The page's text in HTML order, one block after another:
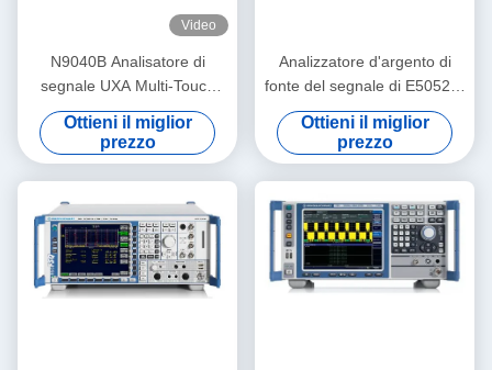
Video
N9040B Analisatore di
segnale UXA Multi-Touch
2Hz-50GHz Analisatore di
spettro di seconda mano
Ottieni il miglior
prezzo
Analizzatore d'argento di
fonte del segnale di E5052B,
analizzatore pratico del
segnale della rete
Ottieni il miglior
prezzo